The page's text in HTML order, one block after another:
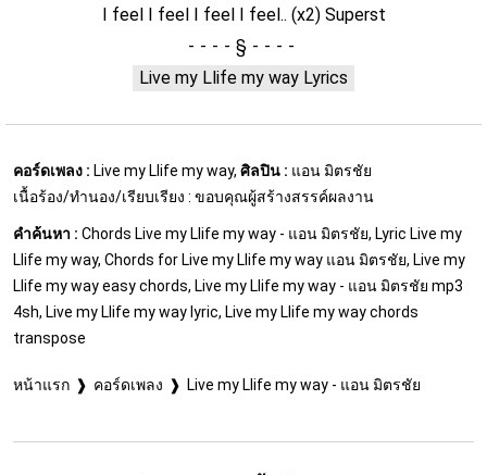
I feel I feel I feel I feel.. (x2) Superst
§
Live my Llife my way Lyrics
คอร์ดเพลง : Live my Llife my way, ศิลปิน : แอน มิตรชัย
เนื้อร้อง/ทำนอง/เรียบเรียง : ขอบคุณผู้สร้างสรรค์ผลงาน
คำค้นหา : Chords Live my Llife my way - แอน มิตรชัย, Lyric Live my
Llife my way, Chords for Live my Llife my way แอน มิตรชัย, Live my
Llife my way easy chords, Live my Llife my way - แอน มิตรชัย mp3
4sh, Live my Llife my way lyric, Live my Llife my way chords
transpose
หน้าแรก คอร์ดเพลง Live my Llife my way - แอน มิตรชัย